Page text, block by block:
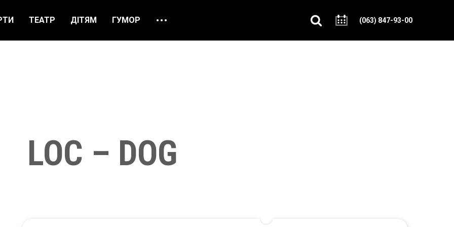
ТЕАТР ДІТЯМ ГУМОР (063) 847-93-00
LOC – DOG